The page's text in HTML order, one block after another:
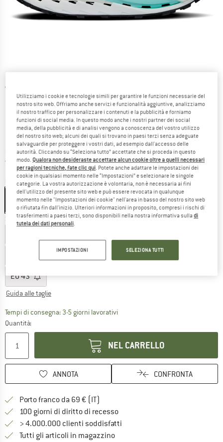
Viste dettagliate
Prezzo:
256,45€ incl. IVA
Nessuna spesa di spedizione(IT)Italia. Informazioni sui
Colore:Ivory / Celeste
Scegli la taglia:
EU43
Guida alle taglie
Tempi di consegna: 3-5 giorni lavorativiIl link si apre in una casella
Quantità:
NEL CARRELLO
ANNOTA CONFRONTA
Porto franco da 69 € (IT)
100 giorni di diritto di recessoVai alla politica di recesso qui
> 4.000.000 clienti soddisfatti
Tutti gli articoli in magazzino
Utilizziamo i cookie e tecnologie simili per garantire le funzioni necessarie del
nostro sito web. Offriamo anche servizi e funzionalità aggiuntive, analizziamo
il nostro traffico per personalizzare i contenuti e la pubblicità e forniamo
funzioni di social media. In questo modo anche i nostri partner dei social
media, della pubblicità e di analisi vengono a conoscenza del vostro utilizzo
del nostro sito web; alcuni dei quali si trovano in paesi terzi senza adeguate
salvaguardie per proteggere i vostri dati, ad esempio dall'accesso delle
autorità. Cliccando su “Seleziona tutto” accettate che si proceda in questo
modo. Qualora non desideraste accettare alcun cookie oltre a quelli necessari
per ragioni tecniche, fate clic qui . Potete anche adattare le impostazioni dei
cookie in qualsiasi momento nelle “Impostazioni” e selezionare le singole
categorie. La vostra autorizzazione è volontaria, non è necessaria ai fini
dell'utilizzo del presente sito web e può essere revocata in qualunque
momento nelle "Impostazioni dei cookie" nell'area in basso del nostro sito web
o rifiutata fin dall'inizio. Ulteriori informazioni in proposito, compresi i rischi di
trasferimenti a paesi terzi, sono disponibili nella nostra informativa sulladi
tutela dei dati personali
IMPOSTAZIONI SELEZIONA TUTTI